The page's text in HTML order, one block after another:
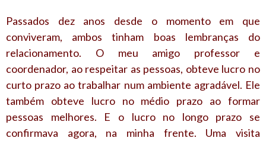
Passados dez anos desde o momento em que
conviveram, ambos tinham boas lembranças do
relacionamento. O meu amigo professor e
coordenador, ao respeitar as pessoas, obteve lucro no
curto prazo ao trabalhar num ambiente agradável. Ele
também obteve lucro no médio prazo ao formar
pessoas melhores. E o lucro no longo prazo se
confirmava agora, na minha frente. Uma visita